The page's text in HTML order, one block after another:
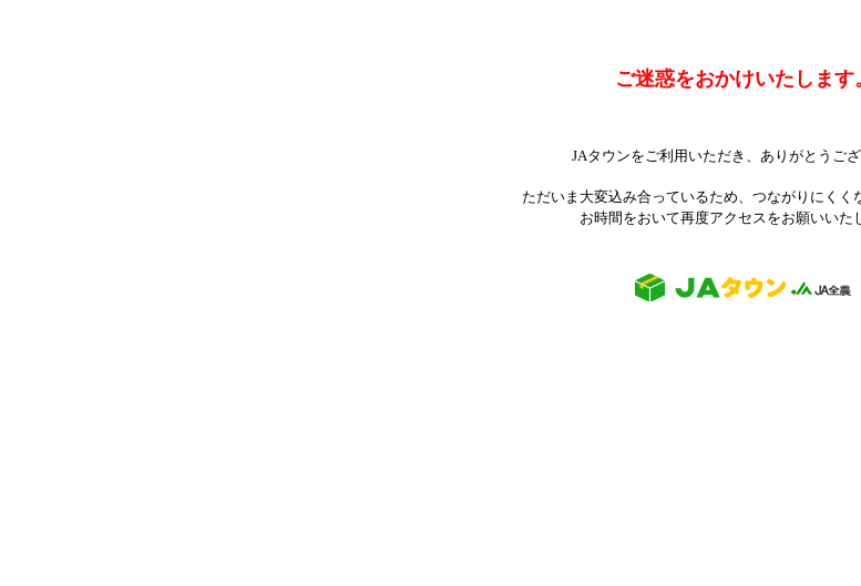
ご迷惑をおかけいたします
JAタウンをご利用いただき、ありがとうござ
ただいま大変込み合っているため、つながりにくく
お時間をおいて再度アクセスをお願いいた